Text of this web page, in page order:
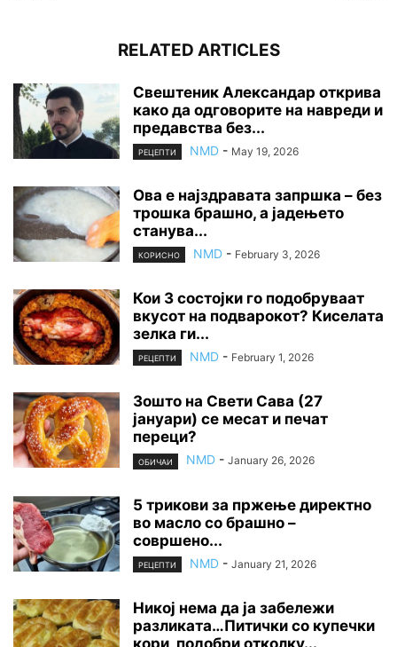
RELATED ARTICLES
Свештеник Александар открива
како да одговорите на навреди и
предавства без...
РЕЦЕПТИ NMD - May 19, 2026
Ова е најздравата запршка – без
трошка брашно, а јадењето
станува...
КОРИСНО NMD - February 3, 2026
Кои 3 состојки го подобруваат
вкусот на подварокот? Киселата
зелка ги...
РЕЦЕПТИ NMD - February 1, 2026
Зошто на Свети Сава (27
јануари) се месат и печат
переци?
ОБИЧАИ NMD - January 26, 2026
5 трикови за пржење директно
во масло со брашно –
совршено...
РЕЦЕПТИ NMD - January 21, 2026
Никој нема да ја забележи
разликата…Питички со купечки
кори, подобри отколку...